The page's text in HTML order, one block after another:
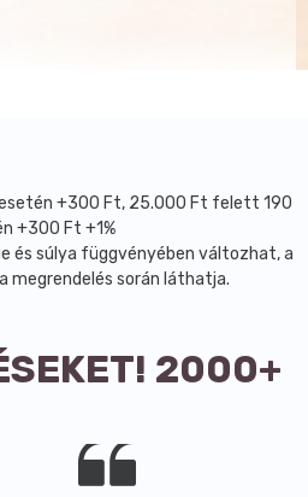
+300 Ft, 25.000 Ft felett 190
+300 Ft +1%
és súlya függvényében változhat, a
megrendelés során láthatja.
2000+